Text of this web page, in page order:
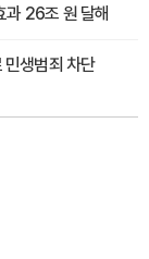
과 26조 원 달해
민생범죄 차단